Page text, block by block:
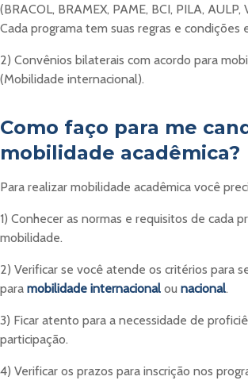
(BRACOL, BRAMEX, PAME, BCI, PILA, AULP,
Cada programa tem suas regras e condições
2) Convênios bilaterais com acordo para
(Mobilidade internacional).
Como faço para me
mobilidade acadêmica?
Para realizar mobilidade acadêmica você
1) Conhecer as normas e requisitos de cada
mobilidade.
2) Verificar se você atende os critérios para
para mobilidade internacional ou nacional.
3) Ficar atento para a necessidade de
participação.
4) Verificar os prazos para inscrição nos